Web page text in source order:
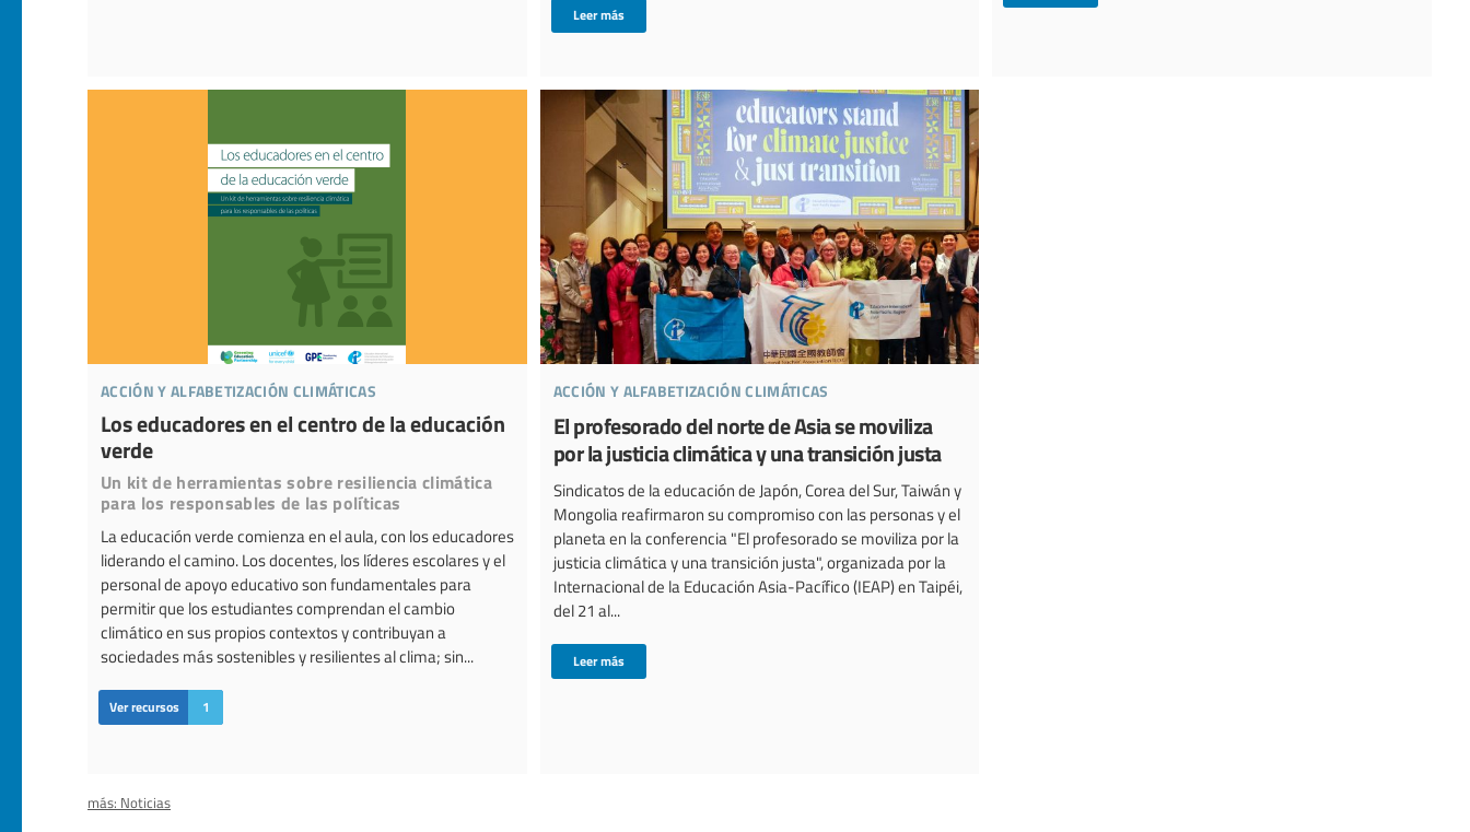
Leer más
acción y alfabetización climáticas
Los educadores en el centro de la educación
verde
Un kit de herramientas sobre resiliencia climática
para los responsables de las políticas
La educación verde comienza en el aula, con los educadores
liderando el camino. Los docentes, los líderes escolares y el
personal de apoyo educativo son fundamentales para
permitir que los estudiantes comprendan el cambio
climático en sus propios contextos y contribuyan a
sociedades más sostenibles y resilientes al clima; sin...
Ver recursos 1
acción y alfabetización climáticas
El profesorado del norte de Asia se moviliza
por la justicia climática y una transición justa
Sindicatos de la educación de Japón, Corea del Sur, Taiwán y
Mongolia reafirmaron su compromiso con las personas y el
planeta en la conferencia "El profesorado se moviliza por la
justicia climática y una transición justa", organizada por la
Internacional de la Educación Asia-Pacífico (IEAP) en Taipéi,
del 21 al...
Leer más
más: Noticias